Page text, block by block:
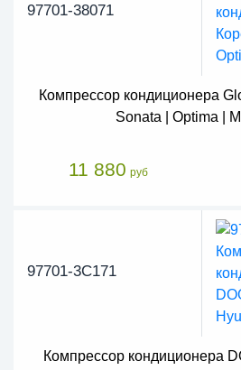
97701-38071
Компрессор кондиционера
Sonata | Optima |
11 880 руб
97701-3C171
Компрессор кондиционера